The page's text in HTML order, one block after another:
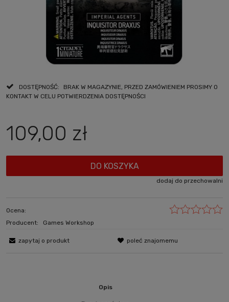
DOSTĘPNOŚĆ:
BRAK W MAGAZYNIE, PRZED ZAMÓWIENIEM PROSIMY O
KONTAKT W CELU POTWIERDZENIA DOSTĘPNOŚCI
109,00 zł
DO KOSZYKA
dodaj do przechowalni
Ocena:
Producent:
Games Workshop
zapytaj o produkt poleć znajomemu
Opis